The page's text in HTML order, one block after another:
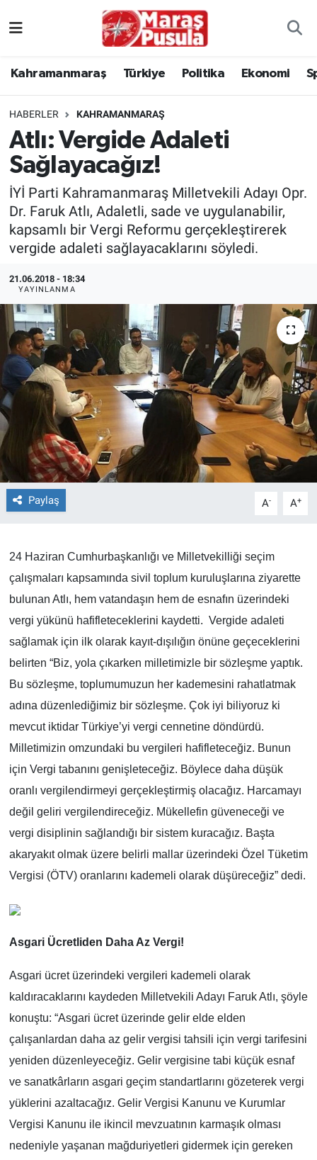
Kahramanmaraş Türkiye Politika Ekonomi
HABERLER KAHRAMANMARAŞ
Atlı: Vergide Adaleti
Sağlayacağız!
İYİ Parti Kahramanmaraş Milletvekili Adayı Opr.
Dr. Faruk Atlı, Adaletli, sade ve uygulanabilir,
kapsamlı bir Vergi Reformu gerçekleştirerek
vergide adaleti sağlayacaklarını söyledi.
21.06.2018 - 18:34
YAYINLANMA
Paylaş A- A+
24 Haziran Cumhurbaşkanlığı ve Milletvekilliği seçim
çalışmaları kapsamında sivil toplum kuruluşlarına ziyarette
bulunan Atlı, hem vatandaşın hem de esnafın üzerindeki
vergi yükünü hafifleteceklerini kaydetti. Vergide adaleti
sağlamak için ilk olarak kayıt-dışılığın önüne geçeceklerini
belirten “Biz, yola çıkarken milletimizle bir sözleşme yaptık.
Bu sözleşme, toplumumuzun her kademesini rahatlatmak
adına düzenlediğimiz bir sözleşme. Çok iyi biliyoruz ki
mevcut iktidar Türkiye’yi vergi cennetine döndürdü.
Milletimizin omzundaki bu vergileri hafifleteceğiz. Bunun
için Vergi tabanını genişleteceğiz. Böylece daha düşük
oranlı vergilendirmeyi gerçekleştirmiş olacağız. Harcamayı
değil geliri vergilendireceğiz. Mükellefin güveneceği ve
vergi disiplinin sağlandığı bir sistem kuracağız. Başta
akaryakıt olmak üzere belirli mallar üzerindeki Özel Tüketim
Vergisi (ÖTV) oranlarını kademeli olarak düşüreceğiz” dedi.
Asgari Ücretliden Daha Az Vergi!
Asgari ücret üzerindeki vergileri kademeli olarak
kaldıracaklarını kaydeden Milletvekili Adayı Faruk Atlı, şöyle
konuştu: “Asgari ücret üzerinde gelir elde elden
çalışanlardan daha az gelir vergisi tahsili için vergi tarifesini
yeniden düzenleyeceğiz. Gelir vergisine tabi küçük esnaf
ve sanatkârların asgari geçim standartlarını gözeterek vergi
yüklerini azaltacağız. Gelir Vergisi Kanunu ve Kurumlar
Vergisi Kanunu ile ikincil mevzuatının karmaşık olması
nedeniyle yaşanan mağduriyetleri gidermek için gereken
Politika
Ekonomi
Spor
Sağlık
TEKNOLOJİ
Dünya
İlçeler
MAGAZİN
Bilim, Teknoloji
ÇEVRE
HABERDE İNSAN
BİLİM VE TEKNOLOJİ
Güvenlik
Bölge
İstanbul Namaz Vakitleri
İstanbul Trafik Yoğunluk Haritası
Süper Lig Puan Durumu ve Fikstür
Tüm Manşetler
Haber Arşivi